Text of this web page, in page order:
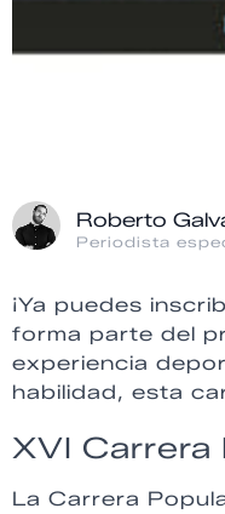
Roberto
Periodista
¡Ya puedes
forma parte del
experiencia
habilidad, esta
XVI Carrera
La Carrera